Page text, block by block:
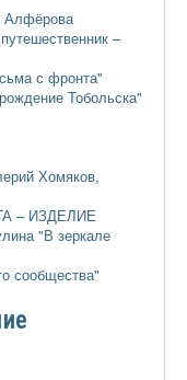
Алфёрова
–
с фронта"
Тобольска"
Хомяков,
– ИЗДЕЛИЕ
"В зеркале
сообщества"